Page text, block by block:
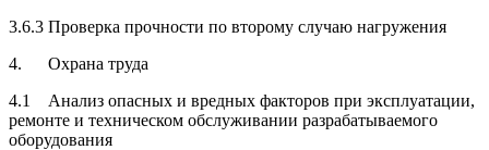
3.6.3 Проверка прочности по второму случаю нагружения
4. Охрана труда
4.1 Анализ опасных и вредных факторов при эксплуатации,
ремонте и техническом обслуживании разрабатываемого
оборудования